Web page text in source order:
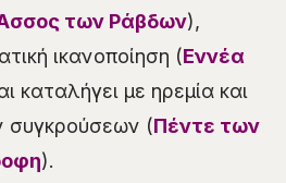
των Ράβδων),
ικανοποίηση (Εννέα
καταλήγει με ηρεμία και
συγκρούσεων (Πέντε των
).